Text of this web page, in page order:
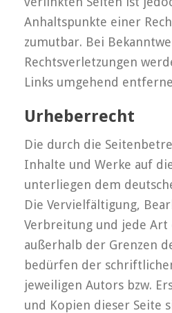
Anhaltspunkte einer
zumutbar. Bei
Rechtsverletzungen
Links umgehend
Urheberrecht
Die durch die
Inhalte und Werke auf
unterliegen dem
Die Vervielfältigung,
Verbreitung und jede Art
außerhalb der Grenzen
bedürfen der
jeweiligen Autors bzw.
und Kopien dieser Seite